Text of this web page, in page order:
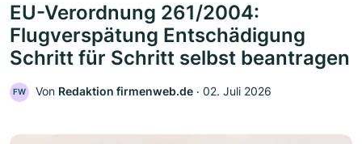
EU-Verordnung 261/2004:
Flugverspätung Entschädigung
Schritt für Schritt selbst beantragen
FW Von Redaktion firmenweb.de ‧ 02. Juli 2026